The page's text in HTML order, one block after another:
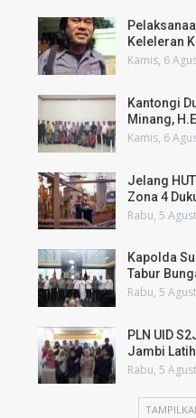
Keleleran
Kamis, 6
Kantongi
Minang,
Kamis, 6
Jelang
Zona 4
Rabu, 5
Kapolda
Tabur
Rabu, 5
PLN UID
Jambi
Rabu, 5